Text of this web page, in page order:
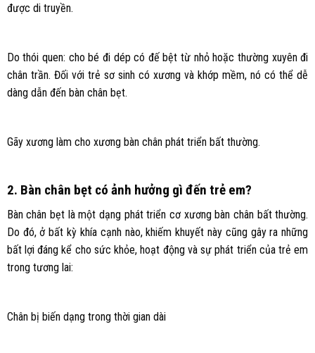
được di truyền.
Do thói quen: cho bé đi dép có đế bệt từ nhỏ hoặc thường xuyên đi
chân trần. Đối với trẻ sơ sinh có xương và khớp mềm, nó có thể dễ
dàng dẫn đến bàn chân bẹt.
Gãy xương làm cho xương bàn chân phát triển bất thường.
2. Bàn chân bẹt có ảnh hưởng gì đến trẻ em?
Bàn chân bẹt là một dạng phát triển cơ xương bàn chân bất thường.
Do đó, ở bất kỳ khía cạnh nào, khiếm khuyết này cũng gây ra những
bất lợi đáng kể cho sức khỏe, hoạt động và sự phát triển của trẻ em
trong tương lai:
Chân bị biến dạng trong thời gian dài